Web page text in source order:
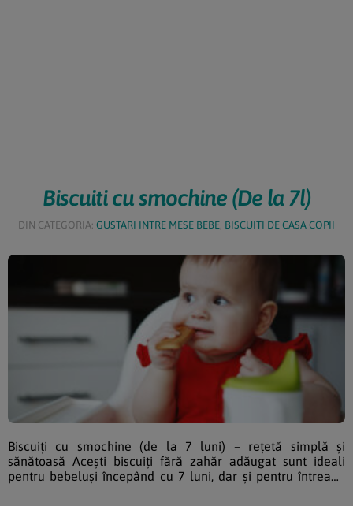
Biscuiti cu smochine (De la 7l)
DIN CATEGORIA: GUSTARI INTRE MESE BEBE BISCUITI DE CASA COPII
Biscuiți cu smochine (de la 7 luni) – rețetă simplă și
sănătoasă Acești biscuiți fără zahăr adăugat sunt ideali
pentru bebeluși începând cu 7 luni, dar și pentru întreaga